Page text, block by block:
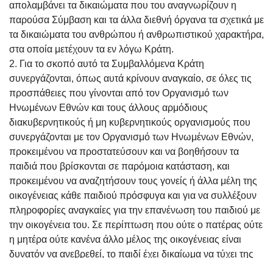
απολαμβάνει τα δικαιώματα που του αναγνωρίζουν η
παρούσα Σύμβαση και τα άλλα διεθνή όργανα τα σχετικά με
τα δικαιώματα του ανθρώπου ή ανθρωπιστικού χαρακτήρα,
στα οποία μετέχουν τα εν λόγω Κράτη.
2. Για το σκοπό αυτό τα Συμβαλλόμενα Κράτη
συνεργάζονται, όπως αυτά κρίνουν αναγκαίο, σε όλες τις
προσπάθειες που γίνονται από τον Οργανισμό των
Ηνωμένων Εθνών και τους άλλους αρμόδιους
διακυβερνητικούς ή μη κυβερνητικούς οργανισμούς που
συνεργάζονται με τον Οργανισμό των Ηνωμένων Εθνών,
προκειμένου να προστατεύσουν και να βοηθήσουν τα
παιδιά που βρίσκονται σε παρόμοια κατάσταση, και
προκειμένου να αναζητήσουν τους γονείς ή άλλα μέλη της
οικογένειας κάθε παιδιού πρόσφυγα και για να συλλέξουν
πληροφορίες αναγκαίες για την επανένωση του παιδιού με
την οικογένεια του. Σε περίπτωση που ούτε ο πατέρας ούτε
η μητέρα ούτε κανένα άλλο μέλος της οικογένειας είναι
δυνατόν να ανεβρεθεί, το παιδί έχει δικαίωμα να τύχει της